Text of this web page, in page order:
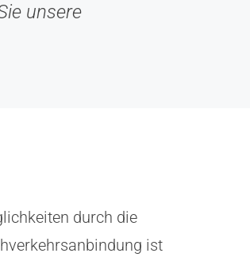
unsere
durch die
ist